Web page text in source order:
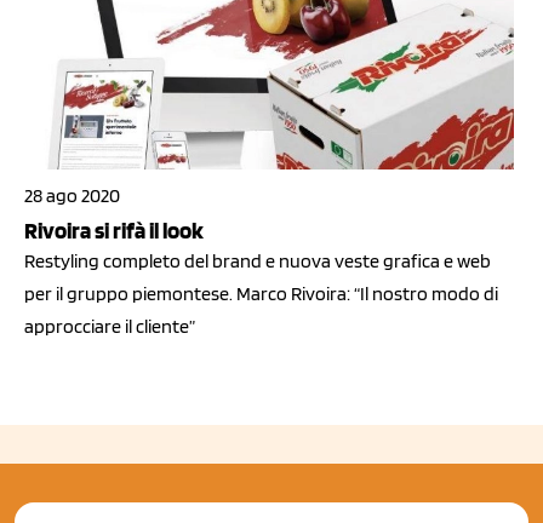
28 ago 2020
Rivoira si rifà il look
Restyling completo del brand e nuova veste grafica e web
per il gruppo piemontese. Marco Rivoira: “Il nostro modo di
approcciare il cliente”